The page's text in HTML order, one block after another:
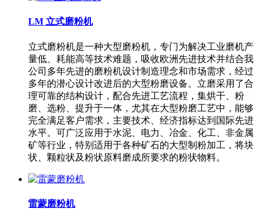
LM 立式磨粉机
立式磨粉机是一种大型磨粉机，专门为解决工业磨机产
量低、耗能高等技术难题，吸收欧洲先进技术并结合我
公司多年先进的磨粉机设计制造理念和市场需求，经过
多年的潜心设计改进后的大型粉磨设备。立磨采用了合
理可靠的结构设计，配合先进工艺流程，集烘干、粉
磨、选粉、提升于一体，尤其在大型粉磨工艺中，能够
完全满足客户需求，主要技术、经济指标达到国际先进
水平。可广泛应用于水泥、电力、冶金、化工、非金属
矿等行业，特别适用于各种矿石的大型制粉加工，将块
状、颗粒状及粉状原料磨成所要求的粉状物料。
雷蒙磨粉机